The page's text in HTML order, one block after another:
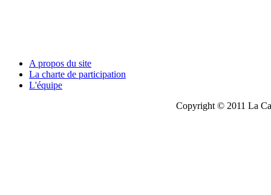
A propos du site
La charte de participation
L'équipe
Copyright © 2011 La